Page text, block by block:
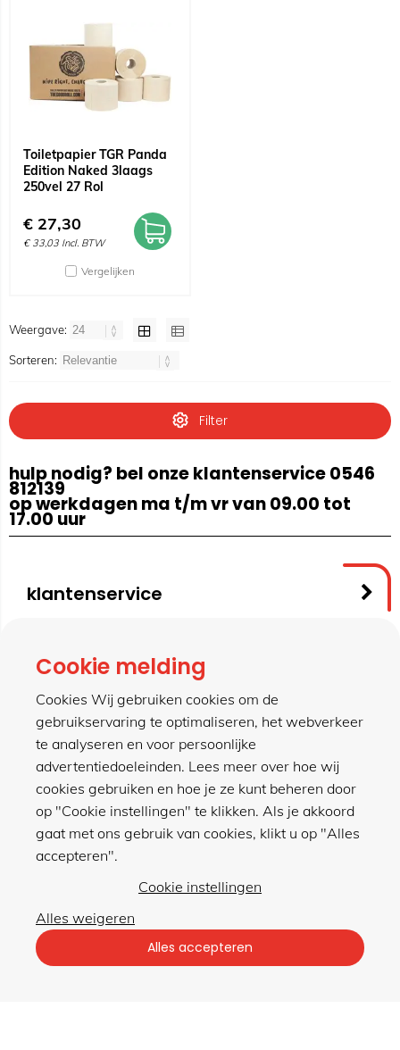
Toiletpapier TGR Panda
Edition Naked 3laags
250vel 27 Rol
€ 27,30
€ 33,03 Incl. BTW
Vergelijken
Weergave:
Sorteren:
Filter
hulp nodig? bel onze klantenservice 0546
812139
op werkdagen ma t/m vr van 09.00 tot
17.00 uur
klantenservice
contact
meer van hillen
winkel
Algemene voorwaarden
Cookie melding
Cookies Wij gebruiken cookies om de
gebruikservaring te optimaliseren, het webverkeer
te analyseren en voor persoonlijke
advertentiedoeleinden. Lees meer over hoe wij
cookies gebruiken en hoe je ze kunt beheren door
op "Cookie instellingen" te klikken. Als je akkoord
gaat met ons gebruik van cookies, klikt u op "Alles
accepteren".
Cookie instellingen
Alles weigeren
Alles accepteren